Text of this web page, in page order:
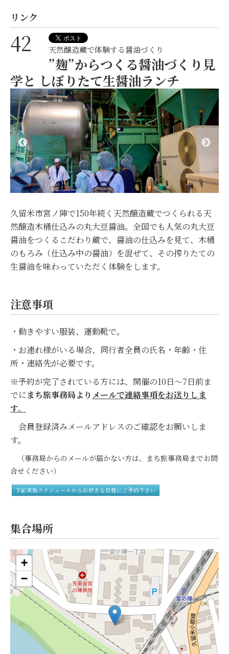
リンク
42 天然醸造蔵で体験する醤油づくり
”麹”からつくる醤油づくり見
学と しぼりたて生醤油ランチ
久留米市宮ノ陣で150年続く天然醸造蔵でつくられる天
然醸造木桶仕込みの丸大豆醤油。全国でも人気の丸大豆
醤油をつくるこだわり蔵で、醤油の仕込みを見て、木桶
のもろみ（仕込み中の醤油）を混ぜて、その搾りたての
生醤油を味わっていただく体験をします。
注意事項
・動きやすい服装、運動靴で。
・お連れ様がいる場合、同行者全員の氏名・年齢・住
所・連絡先が必要です。
※予約が完了されている方には、開催の10日～7日前ま
でにまち旅事務局より メールで連絡事項をお送りしま
す。
会員登録済みメールアドレスのご確認をお願いしま
す。
（事務局からのメールが届かない方は、まち旅事務局までお問
合せください）
下記実施スケジュールからお好きな日程にご予約下さい
集合場所
+
−